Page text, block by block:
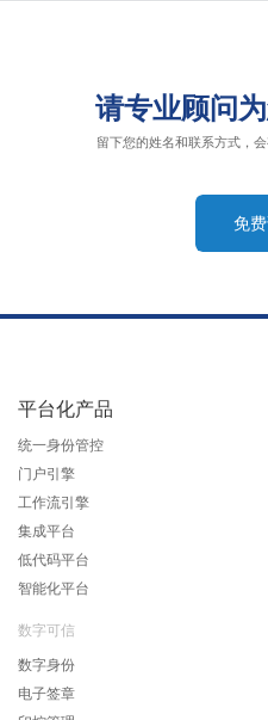
请专业顾问
留下您的姓名和联系方式，
免
平台化产品
统一身份管控
门户引擎
工作流引擎
集成平台
低代码平台
智能化平台
数字可信
数字身份
电子签章